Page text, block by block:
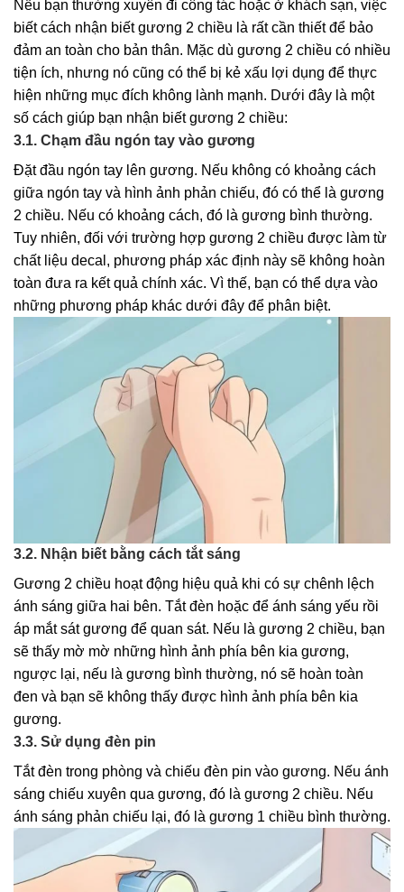
Nếu bạn thường xuyên đi công tác hoặc ở khách sạn, việc
biết cách nhận biết gương 2 chiều là rất cần thiết để bảo
đảm an toàn cho bản thân. Mặc dù gương 2 chiều có nhiều
tiện ích, nhưng nó cũng có thể bị kẻ xấu lợi dụng để thực
hiện những mục đích không lành mạnh. Dưới đây là một
số cách giúp bạn nhận biết gương 2 chiều:
3.1. Chạm đầu ngón tay vào gương
Đặt đầu ngón tay lên gương. Nếu không có khoảng cách
giữa ngón tay và hình ảnh phản chiếu, đó có thể là gương
2 chiều. Nếu có khoảng cách, đó là gương bình thường.
Tuy nhiên, đối với trường hợp gương 2 chiều được làm từ
chất liệu decal, phương pháp xác định này sẽ không hoàn
toàn đưa ra kết quả chính xác. Vì thế, bạn có thể dựa vào
những phương pháp khác dưới đây để phân biệt.
3.2. Nhận biết bằng cách tắt sáng
Gương 2 chiều hoạt động hiệu quả khi có sự chênh lệch
ánh sáng giữa hai bên. Tắt đèn hoặc để ánh sáng yếu rồi
áp mắt sát gương để quan sát. Nếu là gương 2 chiều, bạn
sẽ thấy mờ mờ những hình ảnh phía bên kia gương,
ngược lại, nếu là gương bình thường, nó sẽ hoàn toàn
đen và bạn sẽ không thấy được hình ảnh phía bên kia
gương.
3.3. Sử dụng đèn pin
Tắt đèn trong phòng và chiếu đèn pin vào gương. Nếu ánh
sáng chiếu xuyên qua gương, đó là gương 2 chiều. Nếu
ánh sáng phản chiếu lại, đó là gương 1 chiều bình thường.